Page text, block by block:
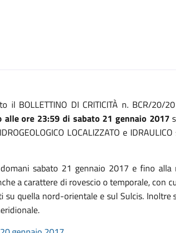
il BOLLETTINO DI CRITICITÀ n. BCR/20/
alle ore 23:59 di sabato 21 gennaio 2017
LOCALIZZATO e
sabato 21 gennaio 2017 e fino alla
a carattere di rovescio o temporale, con
su quella nord-orientale e sul Sulcis. Inoltre